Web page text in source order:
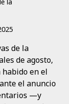
de la
de agosto,
habido en el
el anuncio
—y